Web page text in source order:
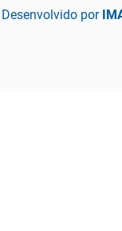
Desenvolvido por